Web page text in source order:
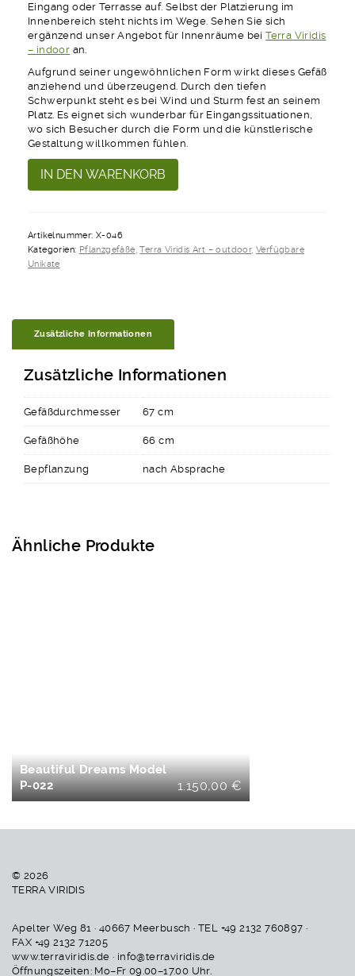
Eingang oder Terrasse auf. Selbst der Platzierung im
Innenbereich steht nichts im Wege. Sehen Sie sich
ergänzend unser Angebot für Innenräume beiTerra Viridis
– indoor an.
Aufgrund seiner ungewöhnlichen Form wirkt dieses Gefäß
anziehend und überzeugend. Durch den tiefen
Schwerpunkt steht es bei Wind und Sturm fest an seinem
Platz. Es eignet sich wunderbar für Eingangssituationen,
wo sich Besucher durch die Form und die künstlerische
Gestaltung willkommen fühlen.
Oh
Happy
Day
046
Menge
IN DEN WARENKORB
Artikelnummer: X-046
Kategorien: Pflanzgefäße ,Terra Viridis Art – outdoor,Verfügbare
Unikate
Zusätzliche Informationen
Zusätzliche Informationen
Gefäßdurchmesser 67 cm
Gefäßhöhe 66 cm
Bepflanzung nach Absprache
Ähnliche Produkte
Beautiful Dreams Model
P-022
1.150,00€
© 2026
TERRA VIRIDIS
Apelter Weg 81 · 40667 Meerbusch · TEL +49 2132 760897 ·
FAX +49 2132 71205
www.terraviridis.de · info@terraviridis.de
Öffnungszeiten: Mo–Fr 09.00–17.00 Uhr.